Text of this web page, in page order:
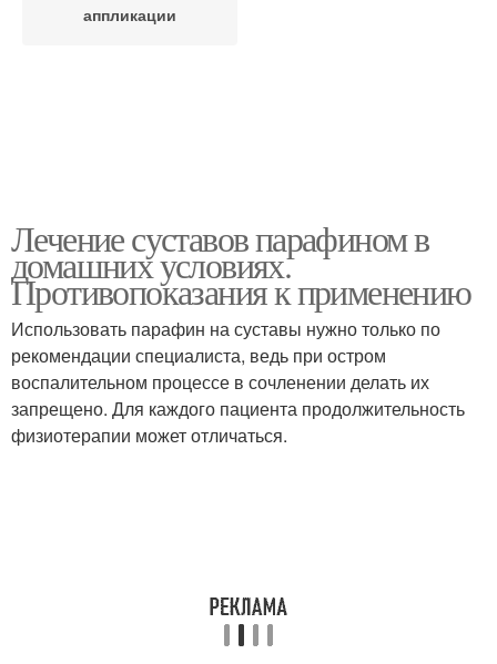
аппликации
Лечение суставов парафином в
домашних условиях.
Противопоказания к применению
Использовать парафин на суставы нужно только по
рекомендации специалиста, ведь при остром
воспалительном процессе в сочленении делать их
запрещено. Для каждого пациента продолжительность
физиотерапии может отличаться.